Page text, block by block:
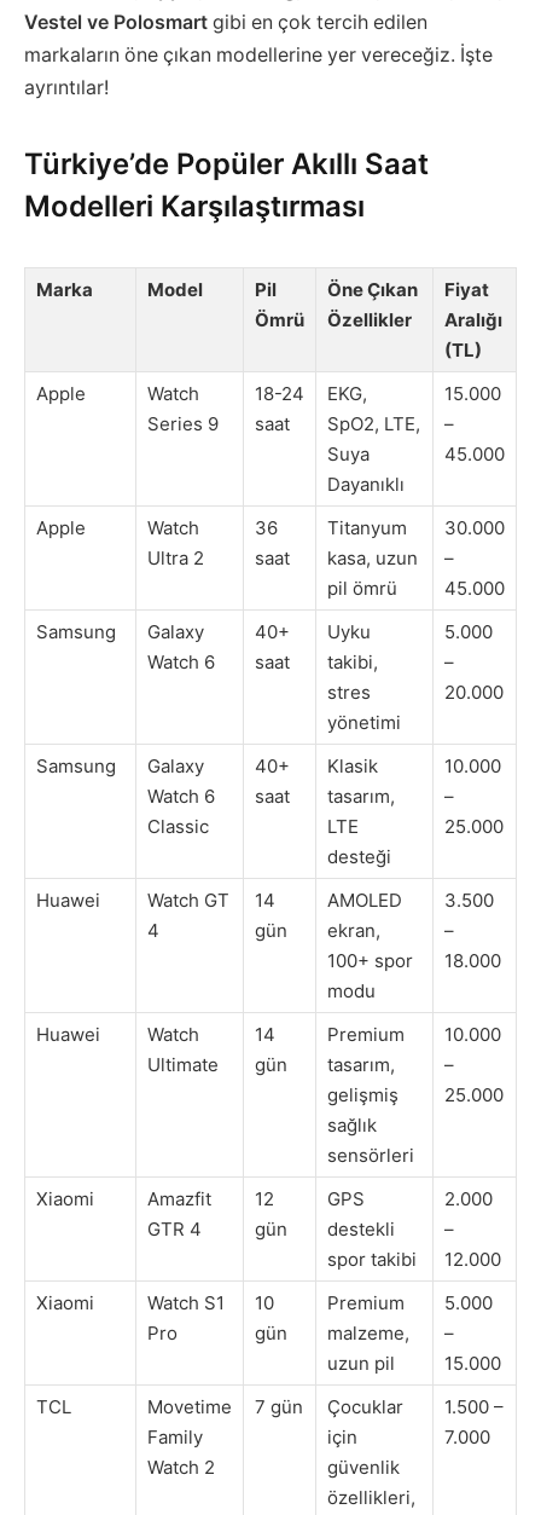
Vestel ve Polosmart gibi en çok tercih edilen
markaların öne çıkan modellerine yer vereceğiz. İşte
ayrıntılar!
Türkiye’de Popüler Akıllı Saat
Modelleri Karşılaştırması
Marka Model
Pil
Ömrü
Öne Çıkan
Özellikler
Fiyat
Aralığı
(TL)
Apple
Watch
Series 9
18-24
saat
EKG,
SpO2, LTE,
Suya
Dayanıklı
15.000
–
45.000
Apple
Watch
Ultra 2
36
saat
Titanyum
kasa, uzun
pil ömrü
30.000
–
45.000
Samsung
Galaxy
Watch 6
40+
saat
Uyku
takibi,
stres
yönetimi
5.000
–
20.000
Samsung
Galaxy
Watch 6
Classic
40+
saat
Klasik
tasarım,
LTE
desteği
10.000
–
25.000
Huawei
Watch GT
4
14
gün
AMOLED
ekran,
100+ spor
modu
3.500
–
18.000
Huawei
Watch
Ultimate
14
gün
Premium
tasarım,
gelişmiş
sağlık
sensörleri
10.000
–
25.000
Xiaomi
Amazfit
GTR 4
12
gün
GPS
destekli
spor takibi
2.000
–
12.000
Xiaomi
Watch S1
Pro
10
gün
Premium
malzeme,
uzun pil
5.000
–
15.000
TCL
Movetime
Family
Watch 2
7 gün
Çocuklar
için
güvenlik
özellikleri,
1.500 –
7.000